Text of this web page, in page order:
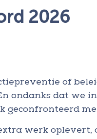
2026
of
ondanks dat we
geconfronteerd
werk